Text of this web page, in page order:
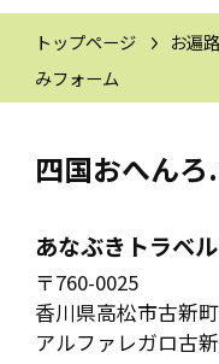
トップページ お遍
みフォーム
四国おへん
あなぶきトラベル
〒760-0025
香川県高松市古新
アルファレガロ古